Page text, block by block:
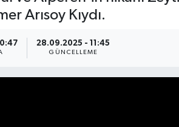
Arısoy Kıydı.
28.09.2025 - 11:45
GÜNCELLEME